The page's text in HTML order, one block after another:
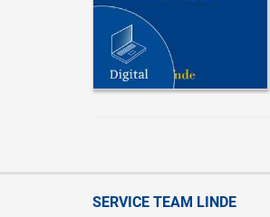
SERVICE TEAM LINDE